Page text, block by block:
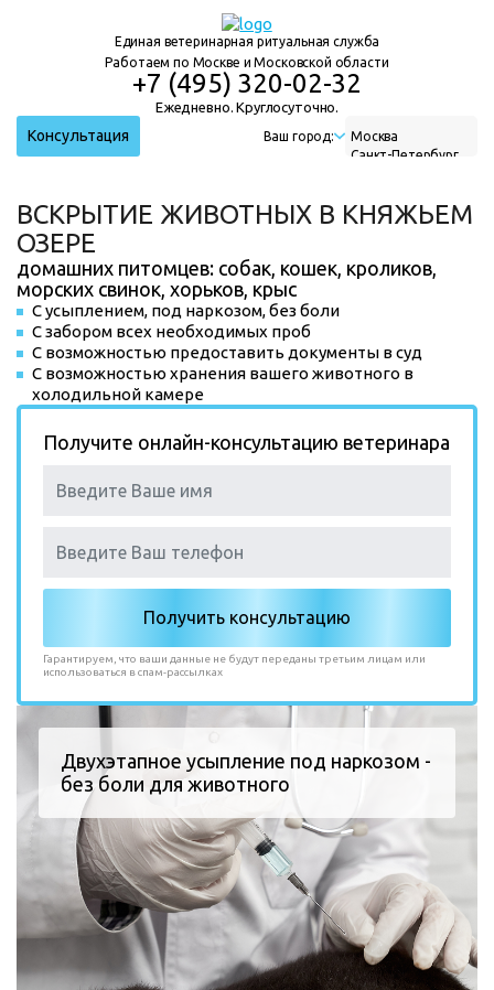
Единая ветеринарная ритуальная служба
Работаем по Москве и Московской области
Консультация Ваш город:
Москва
Санкт-Петербург
Новосибирск
+7 (495) 320-02-32
Ежедневно. Круглосуточно.
ВСКРЫТИЕ ЖИВОТНЫХ В КНЯЖЬЕМ
ОЗЕРЕ
домашних питомцев: собак, кошек, кроликов,
морских свинок, хорьков, крыс
С усыплением, под наркозом, без боли
С забором всех необходимых проб
С возможностью предоставить документы в суд
С возможностью хранения вашего животного в
холодильной камере
Получите онлайн-консультацию ветеринара
Гарантируем, что ваши данные не будут переданы третьим лицам или
использоваться в спам-рассылках
Двухэтапное усыпление под наркозом -
без боли для животного